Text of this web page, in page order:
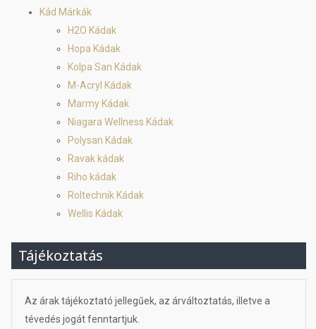
Kád Márkák
H2O Kádak
Hopa Kádak
Kolpa San Kádak
M-Acryl Kádak
Marmy Kádak
Niagara Wellness Kádak
Polysan Kádak
Ravak kádak
Riho kádak
Roltechnik Kádak
Wellis Kádak
Tájékoztatás
Az árak tájékoztató jellegűek, az árváltoztatás, illetve a
tévedés jogát fenntartjuk.